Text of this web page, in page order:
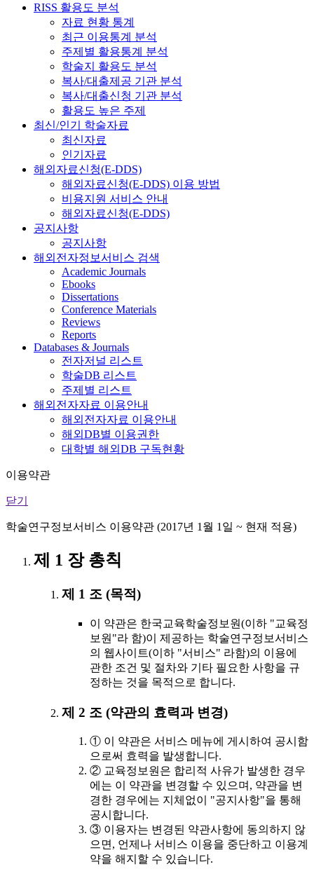
RISS 활용도 분석
자료 현황 통계
최근 이용통계 분석
주제별 활용통계 분석
학술지 활용도 분석
복사/대출제공 기관 분석
복사/대출신청 기관 분석
활용도 높은 주제
최신/인기 학술자료
최신자료
인기자료
해외자료신청(E-DDS)
해외자료신청(E-DDS) 이용 방법
비용지원 서비스 안내
해외자료신청(E-DDS)
공지사항
공지사항
해외전자정보서비스 검색
Academic Journals
Ebooks
Dissertations
Conference Materials
Reviews
Reports
Databases & Journals
전자저널 리스트
학술DB 리스트
주제별 리스트
해외전자자료 이용안내
해외전자자료 이용안내
해외DB별 이용권한
대학별 해외DB 구독현황
이용약관
닫기
학술연구정보서비스 이용약관 (2017년 1월 1일 ~ 현재 적용)
제 1 장 총칙
제 1 조 (목적)
이 약관은 한국교육학술정보원(이하 "교육정
보원"라 함)이 제공하는 학술연구정보서비스
의 웹사이트(이하 "서비스" 라함)의 이용에
관한 조건 및 절차와 기타 필요한 사항을 규
정하는 것을 목적으로 합니다.
제 2 조 (약관의 효력과 변경)
① 이 약관은 서비스 메뉴에 게시하여 공시함
으로써 효력을 발생합니다.
② 교육정보원은 합리적 사유가 발생한 경우
에는 이 약관을 변경할 수 있으며, 약관을 변
경한 경우에는 지체없이 "공지사항"을 통해
공시합니다.
③ 이용자는 변경된 약관사항에 동의하지 않
으면, 언제나 서비스 이용을 중단하고 이용계
약을 해지할 수 있습니다.